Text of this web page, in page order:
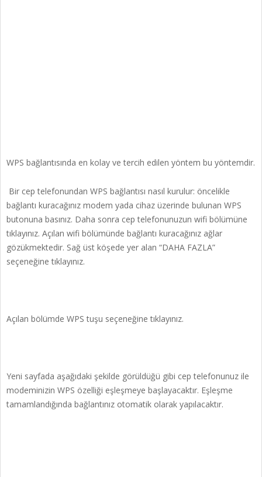
WPS bağlantısında en kolay ve tercih edilen yöntem bu yöntemdir.
Bir cep telefonundan WPS bağlantısı nasıl kurulur: öncelikle
bağlantı kuracağınız modem yada cihaz üzerinde bulunan WPS
butonuna basınız. Daha sonra cep telefonunuzun wifi bölümüne
tıklayınız. Açılan wifi bölümünde bağlantı kuracağınız ağlar
gözükmektedir. Sağ üst köşede yer alan “DAHA FAZLA”
seçeneğine tıklayınız.
Açılan bölümde WPS tuşu seçeneğine tıklayınız.
Yeni sayfada aşağıdaki şekilde görüldüğü gibi cep telefonunuz ile
modeminizin WPS özelliği eşleşmeye başlayacaktır. Eşleşme
tamamlandığında bağlantınız otomatik olarak yapılacaktır.